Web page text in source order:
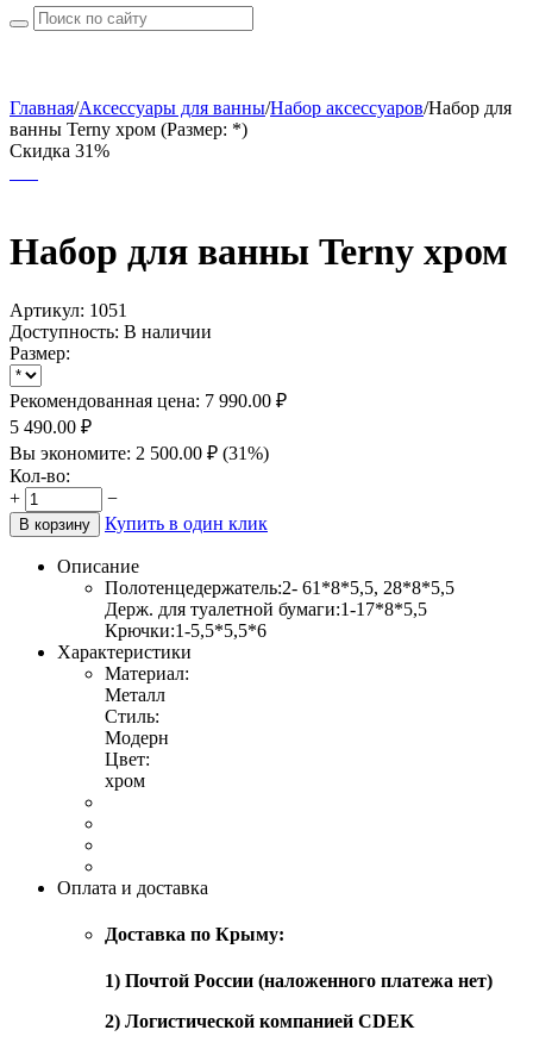
Главная/Аксессуары для ванны/Набор аксессуаров/Набор для
ванны Terny хром (Размер: *)
Скидка 31%
Набор для ванны Terny хром
Артикул: 1051
Доступность: В наличии
Размер:
Рекомендованная цена: 7 990.00 ₽
5 490.00 ₽
Вы экономите: 2 500.00 ₽ (31%)
Кол-во:
+
−
В корзину Купить в один клик
Описание
Полотенцедержатель:2- 61*8*5,5, 28*8*5,5
Держ. для туалетной бумаги:1-17*8*5,5
Крючки:1-5,5*5,5*6
Характеристики
Материал:
Металл
Стиль:
Модерн
Цвет:
хром
Оплата и доставка
Доставка по Крыму:
1) Почтой России (наложенного платежа нет)
2) Логистической компанией CDEK